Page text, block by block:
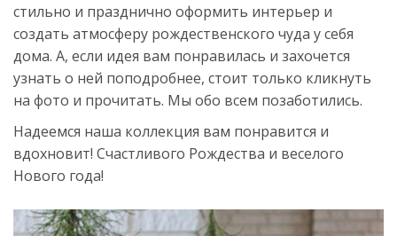
стильно и празднично оформить интерьер и
создать атмосферу рождественского чуда у себя
дома. А, если идея вам понравилась и захочется
узнать о ней поподробнее, стоит только кликнуть
на фото и прочитать. Мы обо всем позаботились.
Надеемся наша коллекция вам понравится и
вдохновит! Счастливого Рождества и веселого
Нового года!